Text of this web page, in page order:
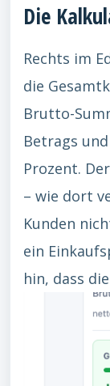
Die
Rechts im
die
Brutto-
Betrags
Prozent.
– wie dort
Kunden
ein
hin, dass